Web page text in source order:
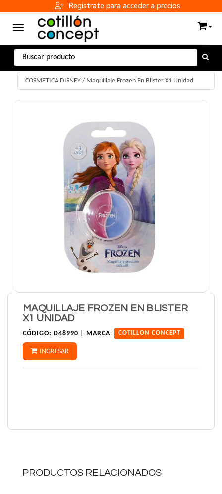
Registrate para acceder a precios
Toggle navigation
COSMETICA DISNEY / Maquillaje Frozen En Blister X1 Unidad
MAQUILLAJE FROZEN EN BLISTER
X1 UNIDAD
CÓDIGO: D48990 | MARCA: COTILLON CONCEPT
INGRESAR
PRODUCTOS RELACIONADOS